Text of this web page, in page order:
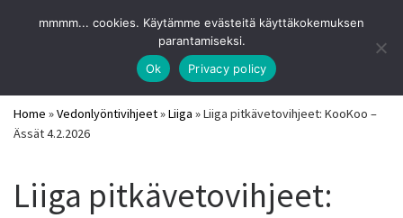
Skip to content
URHEILUVIIHDE
Parhaat pitkävetovihjeet ja vedonlyöntisivut 2026
Search
Home »Vedonlyöntivihjeet»Liiga »Liiga pitkävetovihjeet: KooKoo –
Ässät 4.2.2026
Liiga pitkävetovihjeet:
mmmm... cookies. Käytämme evästeitä käyttäkokemuksen
parantamiseksi.
Ok
Privacy policy